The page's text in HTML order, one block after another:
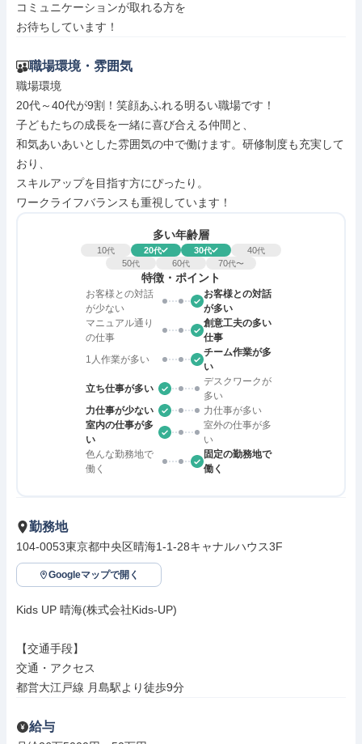
コミュニケーションが取れる方を
お待ちしています！
職場環境・雰囲気
職場環境
20代～40代が9割！笑顔あふれる明るい職場です！
子どもたちの成長を一緒に喜び合える仲間と、
和気あいあいとした雰囲気の中で働けます。研修制度も充実して
おり、
スキルアップを目指す方にぴったり。
ワークライフバランスも重視しています！
多い年齢層
10代 20代 30代 40代
50代 60代 70代〜
特徴・ポイント
お客様との対話
が少ない
お客様との対話
が多い
マニュアル通り
の仕事
創意工夫の多い
仕事
1人作業が多い
チーム作業が多
い
立ち仕事が多い
デスクワークが
多い
力仕事が少ない
力仕事が多い
室内の仕事が多
い
室外の仕事が多
い
色んな勤務地で
働く
固定の勤務地で
働く
勤務地
104-0053東京都中央区晴海1-1-28キャナルハウス3F
Googleマップで開く
Kids UP 晴海(株式会社Kids-UP)
【交通手段】
交通・アクセス
都営大江戸線 月島駅より徒歩9分
給与